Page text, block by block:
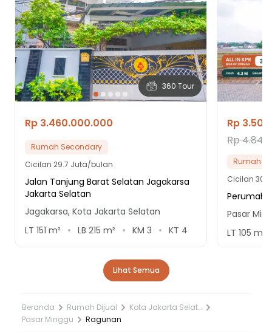
360 Tour
Rp 3.460.000.000
Rumah Secondary
Cicilan 29.7 Juta/bulan
Jalan Tanjung Barat Selatan Jagakarsa
Jakarta Selatan
Jagakarsa, Kota Jakarta Selatan
LT 151 m² LB 215 m² KM 3 KT 4
Rp
Rp
Rumah
Cicilan 30
Pasar
LT 105 m²
Lihat Semua
Beranda Rumah Dijual
Kota Jakarta Selatan
Pasar Minggu
Ragunan